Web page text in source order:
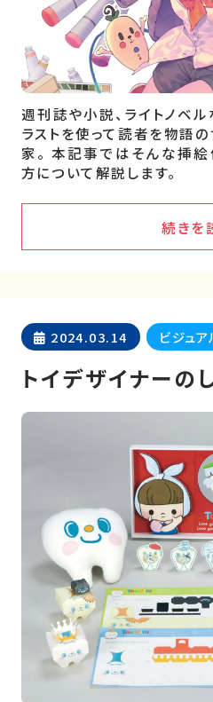
週刊誌や小説、ライトノベ
ラストを使って読者を物語
家。 本記事ではそんな挿
方について解説します。
続きを
2024.03.14 ビジュ
トイデザイナーの